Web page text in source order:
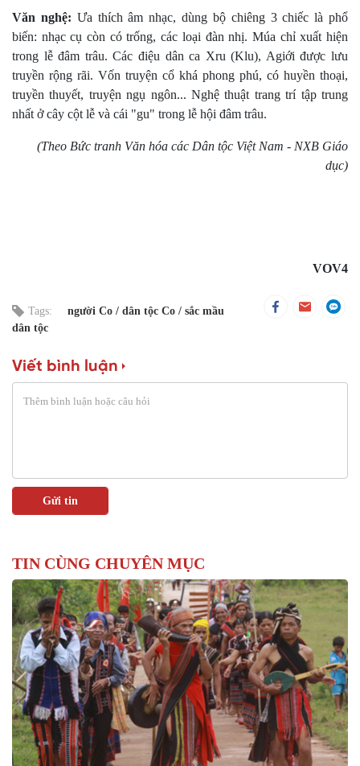
Văn nghệ: Ưa thích âm nhạc, dùng bộ chiêng 3 chiếc là phổ
biến: nhạc cụ còn có trống, các loại đàn nhị. Múa chỉ xuất hiện
trong lễ đâm trâu. Các điệu dân ca Xru (Klu), Agiới được lưu
truyền rộng rãi. Vốn truyện cổ khá phong phú, có huyền thoại,
truyền thuyết, truyện ngụ ngôn... Nghệ thuật trang trí tập trung
nhất ở cây cột lễ và cái "gu" trong lễ hội đâm trâu.
(Theo Bức tranh Văn hóa các Dân tộc Việt Nam - NXB Giáo
dục)
VOV4
Tags: người Co dân tộc Co
sắc mầu
dân tộc
Viết bình luận
TIN CÙNG CHUYÊN MỤC